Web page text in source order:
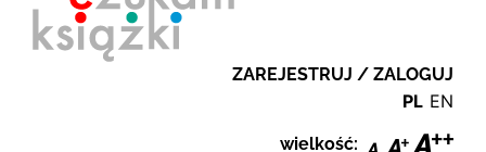
ZAREJESTRUJ / ZALOGUJ
PL EN
wielkość: